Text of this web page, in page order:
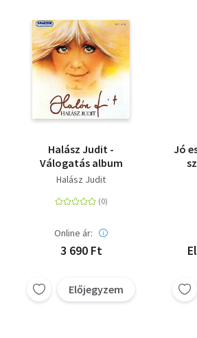
Halász Judit -
Válogatás album
Halász Judit
Online ár:
3 690 Ft
Előjegyzem
Jó